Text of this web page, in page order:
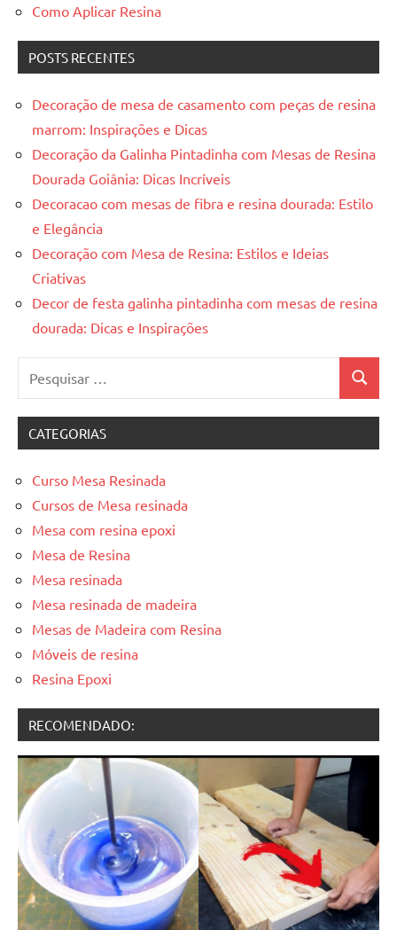
Como Aplicar Resina
POSTS RECENTES
Decoração de mesa de casamento com peças de resina
marrom: Inspirações e Dicas
Decoração da Galinha Pintadinha com Mesas de Resina
Dourada Goiânia: Dicas Incríveis
Decoracao com mesas de fibra e resina dourada: Estilo
e Elegância
Decoração com Mesa de Resina: Estilos e Ideias
Criativas
Decor de festa galinha pintadinha com mesas de resina
dourada: Dicas e Inspirações
CATEGORIAS
Curso Mesa Resinada
Cursos de Mesa resinada
Mesa com resina epoxi
Mesa de Resina
Mesa resinada
Mesa resinada de madeira
Mesas de Madeira com Resina
Móveis de resina
Resina Epoxi
RECOMENDADO: